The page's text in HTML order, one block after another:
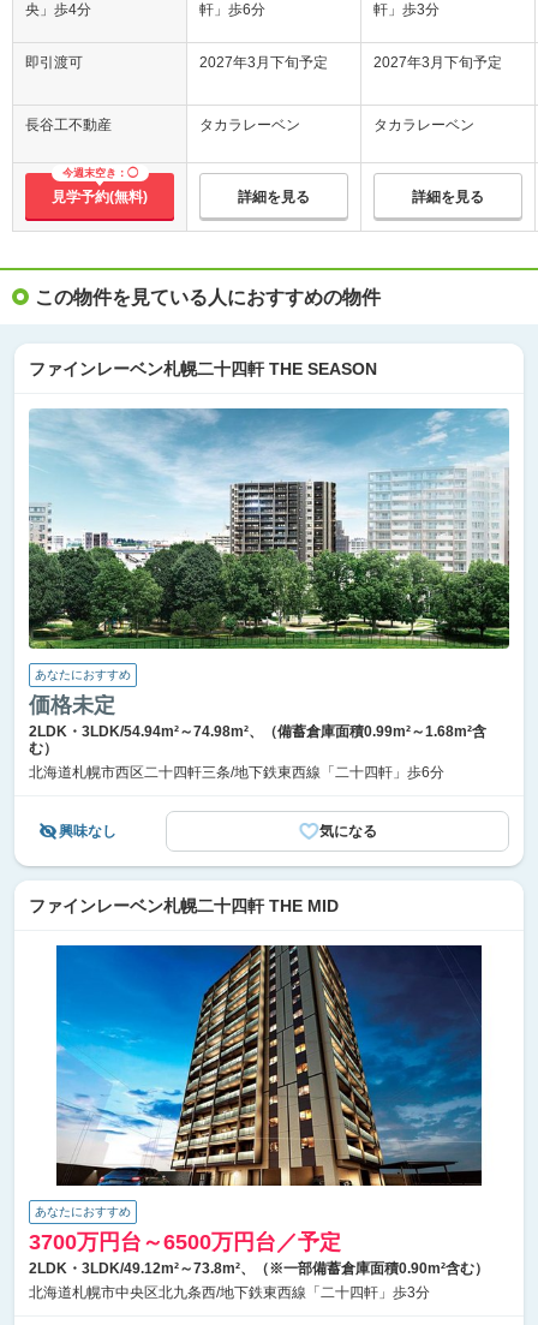
央」歩4分
即引渡可
長谷工不動産
今週末空き：◯
見学予約(無料)
軒」歩6分
2027年3月下旬予定
タカラレーベン
詳細を見る
軒」歩3分
2027年3月下旬予定
タカラレーベン
詳細を見る
この物件を見ている人におすすめの物件
ファインレーベン札幌二十四軒 THE SEASON
あなたにおすすめ
価格未定
2LDK・3LDK/54.94m²～74.98m²、（備蓄倉庫面積0.99m²～1.68m²含
む）
北海道札幌市西区二十四軒三条/地下鉄東西線「二十四軒」歩6分
興味なし 気になる
ファインレーベン札幌二十四軒 THE MID
あなたにおすすめ
3700万円台～6500万円台／予定
2LDK・3LDK/49.12m²～73.8m²、（※一部備蓄倉庫面積0.90m²含む）
北海道札幌市中央区北九条西/地下鉄東西線「二十四軒」歩3分